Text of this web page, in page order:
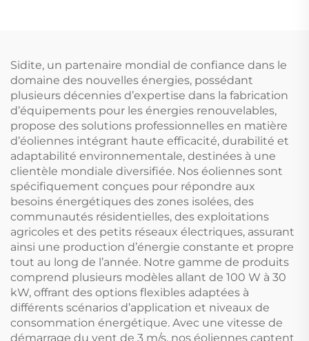
Autonome
Sidite, un partenaire mondial de confiance dans le
domaine des nouvelles énergies, possédant
plusieurs décennies d’expertise dans la fabrication
d’équipements pour les énergies renouvelables,
propose des solutions professionnelles en matière
d’éoliennes intégrant haute efficacité, durabilité et
adaptabilité environnementale, destinées à une
clientèle mondiale diversifiée. Nos éoliennes sont
spécifiquement conçues pour répondre aux
besoins énergétiques des zones isolées, des
communautés résidentielles, des exploitations
agricoles et des petits réseaux électriques, assurant
ainsi une production d’énergie constante et propre
tout au long de l’année. Notre gamme de produits
comprend plusieurs modèles allant de 100 W à 30
kW, offrant des options flexibles adaptées à
différents scénarios d’application et niveaux de
consommation énergétique. Avec une vitesse de
démarrage du vent de 3 m/s, nos éoliennes captent